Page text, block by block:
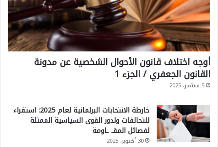
أوجه اختلاف قانون الأحوال الشخصية عن مدونة
القانون الجعفري / الجزء 1
5 سبتمبر، 2025
خارطة الانتخابات البرلمانية لعام 2025: استقراء
للتحالفات ولدور القوى السياسية الممثلة
لفصائل المقـ ـاومة
30 أكتوبر، 2025